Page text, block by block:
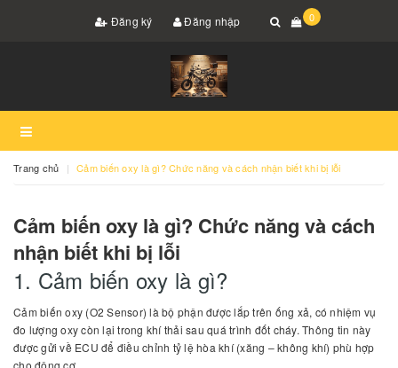
Đăng ký Đăng nhập 0
Trang chủ Cảm biến oxy là gì? Chức năng và cách nhận biết khi bị lỗi
Cảm biến oxy là gì? Chức năng và cách
nhận biết khi bị lỗi
1. Cảm biến oxy là gì?
Cảm biến oxy (O2 Sensor) là bộ phận được lắp trên ống xả, có nhiệm vụ
đo lượng oxy còn lại trong khí thải sau quá trình đốt cháy. Thông tin này
được gửi về ECU để điều chỉnh tỷ lệ hòa khí (xăng – không khí) phù hợp
cho động cơ.